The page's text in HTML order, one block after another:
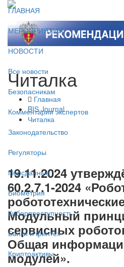
ГЛАВНАЯ
МЕРОПРИЯТИЯ
НОВОСТИ
Все новости
Безопасникам
Комментарии экспертов
Законодательство
Регуляторы
Персданные
Биометрия
Киберпреступность
Банки и финтех
Криптоактивы
Читалка
Главная
BIS Journal
Читалка
19.11.2024
60.2.7.1-2024
Модульный
сервисных
Общая
модулей».